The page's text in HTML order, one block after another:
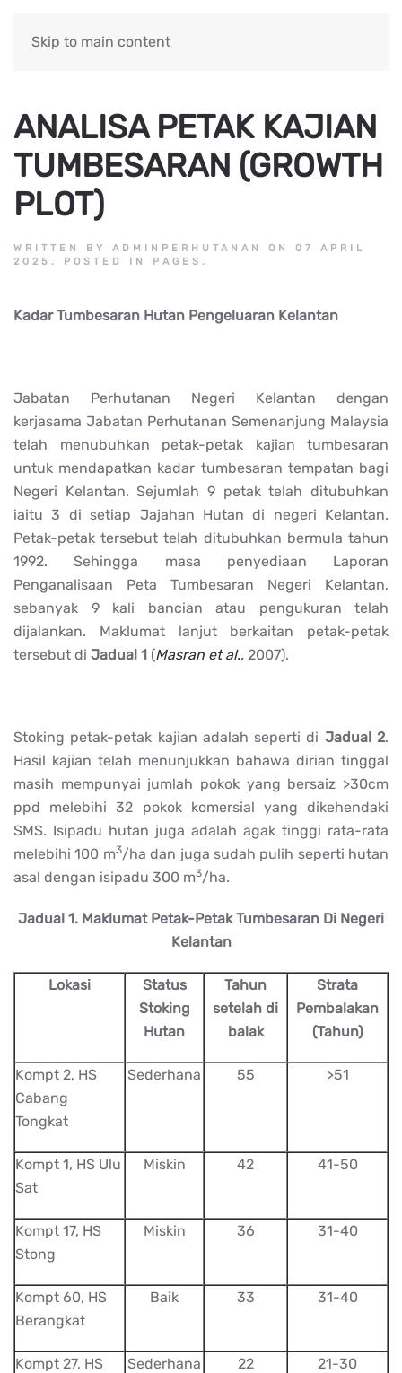
Skip to main content
ANALISA PETAK KAJIAN
TUMBESARAN (GROWTH
PLOT)
WRITTEN BY ADMINPERHUTANAN ON 07 APRIL
2025 . POSTED IN PAGES .
Kadar Tumbesaran Hutan Pengeluaran Kelantan
Jabatan Perhutanan Negeri Kelantan dengan
kerjasama Jabatan Perhutanan Semenanjung Malaysia
telah menubuhkan petak-petak kajian tumbesaran
untuk mendapatkan kadar tumbesaran tempatan bagi
Negeri Kelantan. Sejumlah 9 petak telah ditubuhkan
iaitu 3 di setiap Jajahan Hutan di negeri Kelantan.
Petak-petak tersebut telah ditubuhkan bermula tahun
1992. Sehingga masa penyediaan Laporan
Penganalisaan Peta Tumbesaran Negeri Kelantan,
sebanyak 9 kali bancian atau pengukuran telah
dijalankan. Maklumat lanjut berkaitan petak-petak
tersebut di Jadual 1 (Masran et al., 2007).
Stoking petak-petak kajian adalah seperti di Jadual 2.
Hasil kajian telah menunjukkan bahawa dirian tinggal
masih mempunyai jumlah pokok yang bersaiz >30cm
ppd melebihi 32 pokok komersial yang dikehendaki
SMS. Isipadu hutan juga adalah agak tinggi rata-rata
melebihi100 m3/hadan juga sudah pulih seperti hutan
asal dengan isipadu 300 m3/ha.
Jadual 1. Maklumat Petak-Petak Tumbesaran Di Negeri
Kelantan
Lokasi
Status
Stoking
Hutan
Tahun
setelah di
balak
Strata
Pembalakan
(Tahun)
Kompt 2, HS
Cabang
Tongkat
Sederhana 55 >51
Kompt 1, HS Ulu
Sat
Miskin 42 41-50
Kompt 17, HS
Stong
Miskin 36 31-40
Kompt 60, HS
Berangkat
Baik 33 31-40
Kompt 27, HS
Sederhana 22 21-30